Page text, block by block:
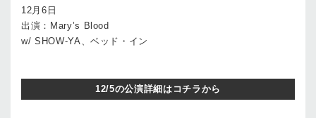
12月6日
出演：Mary’s Blood
w/ SHOW-YA、ベッド・イン
12/5の公演詳細はコチラから